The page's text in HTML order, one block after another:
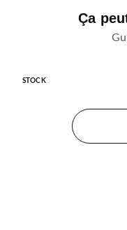
Ça
STOCK